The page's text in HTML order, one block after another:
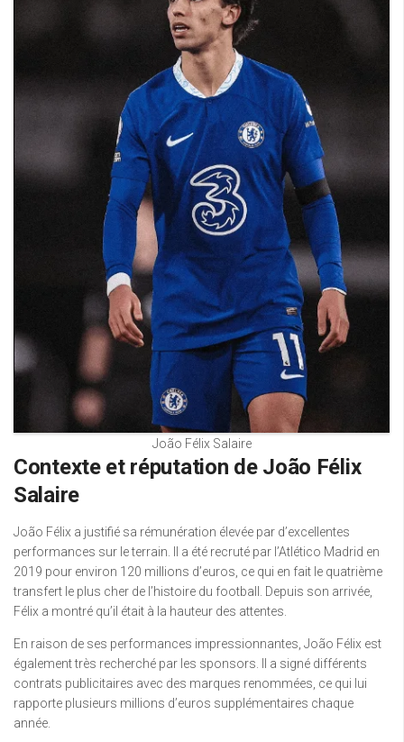
João Félix Salaire
Contexte et réputation de João Félix
Salaire
João Félix a justifié sa rémunération élevée par d’excellentes
performances sur le terrain. Il a été recruté par l’Atlético Madrid en
2019 pour environ 120 millions d’euros, ce qui en fait le quatrième
transfert le plus cher de l’histoire du football. Depuis son arrivée,
Félix a montré qu’il était à la hauteur des attentes.
En raison de ses performances impressionnantes, João Félix est
également très recherché par les sponsors. Il a signé différents
contrats publicitaires avec des marques renommées, ce qui lui
rapporte plusieurs millions d’euros supplémentaires chaque
année.